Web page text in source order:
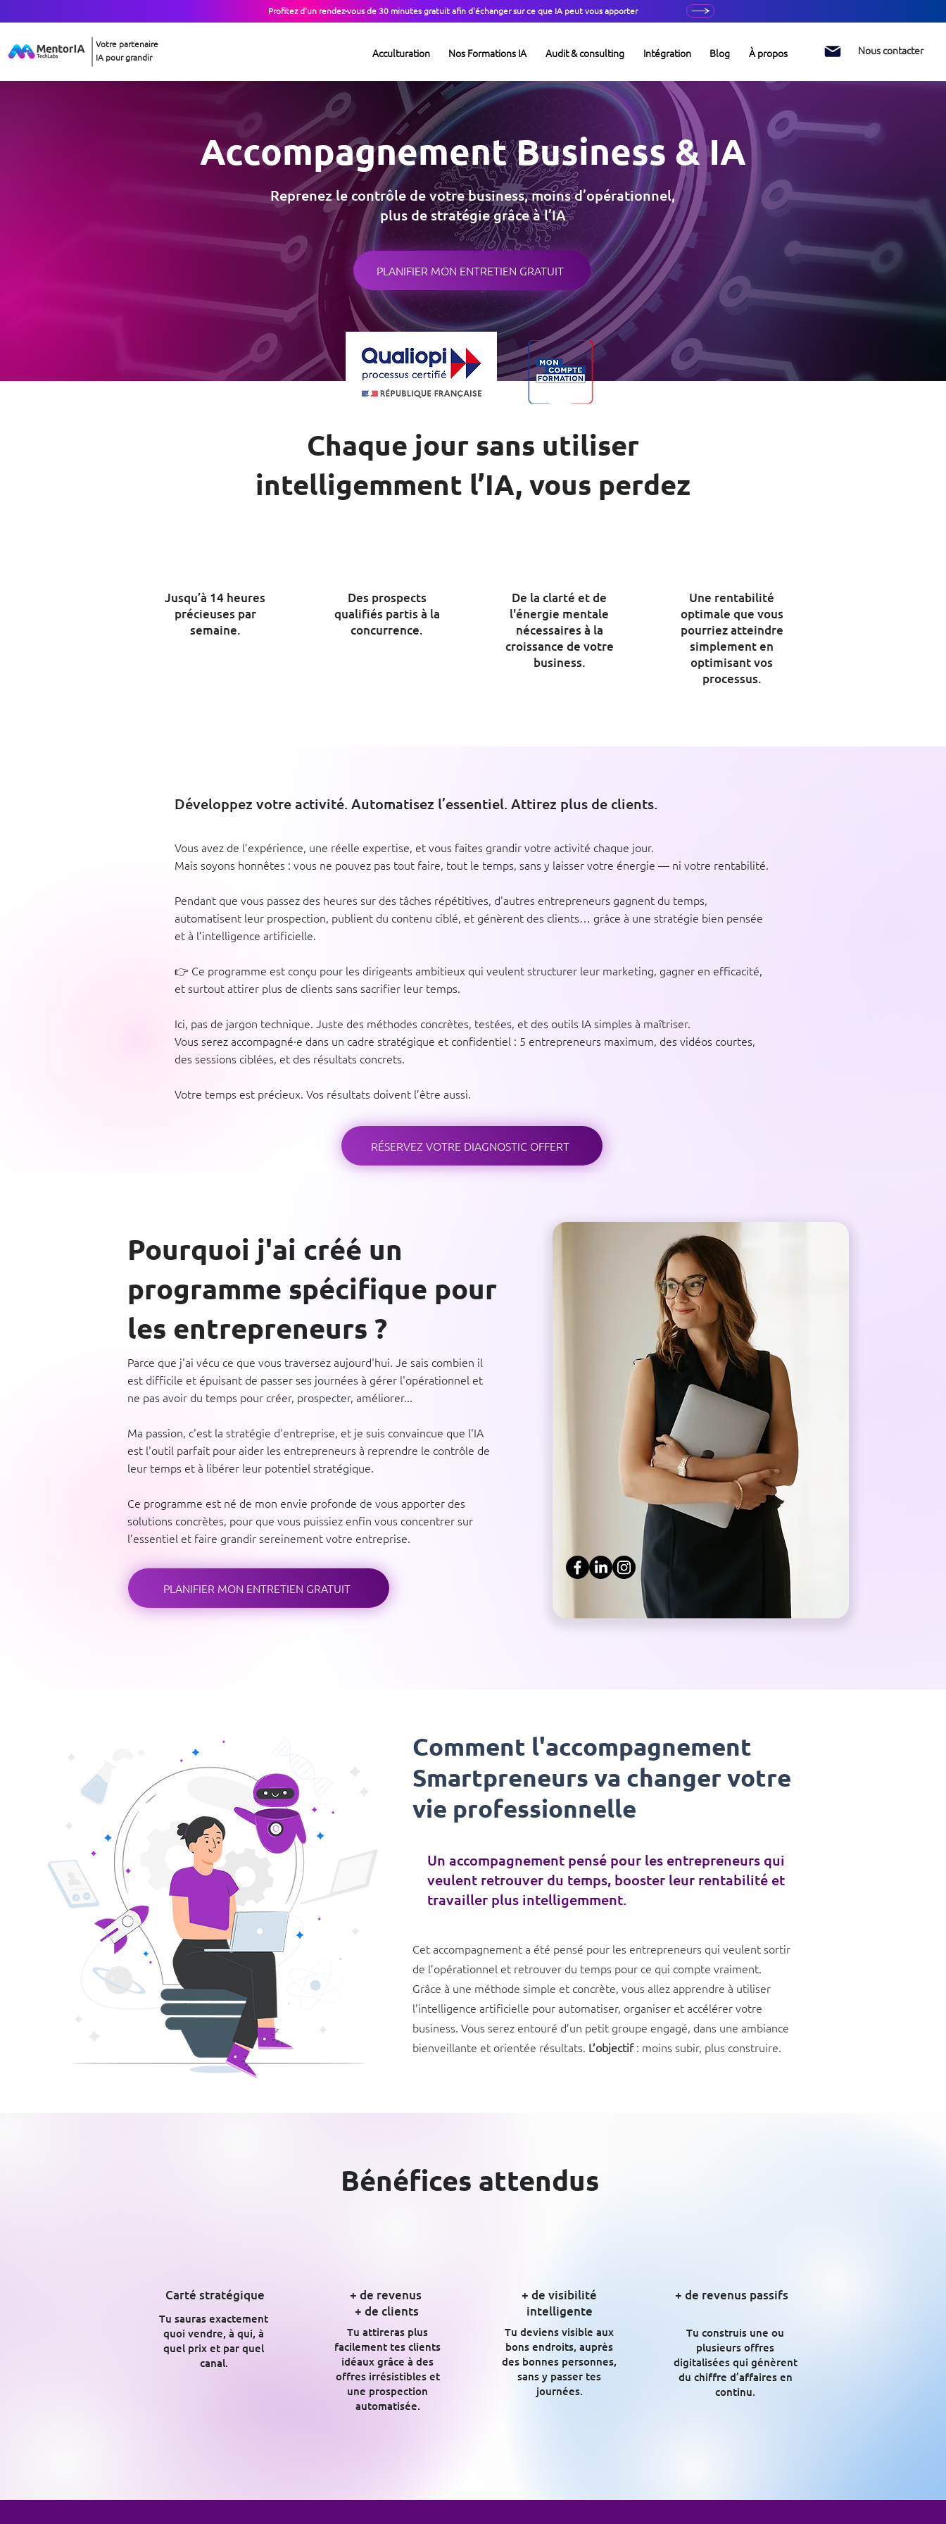
Profitez d'un rendez-vous de 30 minutes gratuit afin d'échanger sur ce que IA peut vous apporter
Votre partenaire
IA pour grandir
Acculturation Nos Formations IA Audit & consulting Intégration Blog À propos Nous contacter
Accompagnement Business & IA
Reprenez le contrôle de votre business, moins d’opérationnel,
plus de stratégie grâce à l’IA
PLANIFIER MON ENTRETIEN GRATUIT
Chaque jour sans utiliser
intelligemment l’IA, vous perdez
Jusqu’à 14 heures
précieuses par
semaine.
Des prospects
qualifiés partis à la
concurrence.
De la clarté et de
l'énergie mentale
nécessaires à la
croissance de votre
business.
Une rentabilité
optimale que vous
pourriez atteindre
simplement en
optimisant vos
processus.
Développez votre activité. Automatisez l’essentiel. Attirez plus de clients.
Vous avez de l’expérience, une réelle expertise, et vous faites grandir votre activité chaque jour.
Mais soyons honnêtes : vous ne pouvez pas tout faire, tout le temps, sans y laisser votre énergie — ni votre rentabilité.
Pendant que vous passez des heures sur des tâches répétitives, d'autres entrepreneurs gagnent du temps,
automatisent leur prospection, publient du contenu ciblé, et génèrent des clients… grâce à une stratégie bien pensée
et à l’intelligence artificielle.
👉 Ce programme est conçu pour les dirigeants ambitieux qui veulent structurer leur marketing, gagner en efficacité,
et surtout attirer plus de clients sans sacrifier leur temps.
Ici, pas de jargon technique. Juste des méthodes concrètes, testées, et des outils IA simples à maîtriser.
Vous serez accompagné·e dans un cadre stratégique et confidentiel : 5 entrepreneurs maximum, des vidéos courtes,
des sessions ciblées, et des résultats concrets.
Votre temps est précieux. Vos résultats doivent l’être aussi.
RÉSERVEZ VOTRE DIAGNOSTIC OFFERT
Pourquoi j'ai créé un
programme spécifique pour
les entrepreneurs ?
Parce que j'ai vécu ce que vous traversez aujourd'hui. Je sais combien il
est difficile et épuisant de passer ses journées à gérer l'opérationnel et
ne pas avoir du temps pour créer, prospecter, améliorer...
Ma passion, c'est la stratégie d'entreprise, et je suis convaincue que l'IA
est l'outil parfait pour aider les entrepreneurs à reprendre le contrôle de
leur temps et à libérer leur potentiel stratégique.
Ce programme est né de mon envie profonde de vous apporter des
solutions concrètes, pour que vous puissiez enfin vous concentrer sur
l’essentiel et faire grandir sereinement votre entreprise.
PLANIFIER MON ENTRETIEN GRATUIT
Comment l'accompagnement
Smartpreneurs va changer votre
vie professionnelle
Un accompagnement pensé pour les entrepreneurs qui
veulent retrouver du temps, booster leur rentabilité et
travailler plus intelligemment.
Cet accompagnement a été pensé pour les entrepreneurs qui veulent sortir
de l’opérationnel et retrouver du temps pour ce qui compte vraiment.
Grâce à une méthode simple et concrète, vous allez apprendre à utiliser
l’intelligence artificielle pour automatiser, organiser et accélérer votre
business. Vous serez entouré d’un petit groupe engagé, dans une ambiance
bienveillante et orientée résultats. L’objectif: moins subir, plus construire.
Bénéfices attendus
Carté stratégique
Tu sauras exactement
quoi vendre, à qui, à
quel prix et par quel
canal.
+ de revenus
+ de clients
Tu attireras plus
facilement tes clients
idéaux grâce à des
offres irrésistibles et
une prospection
automatisée.
+ de visibilité
intelligente
Tu deviens visible aux
bons endroits, auprès
des bonnes personnes,
sans y passer tes
journées.
+ de revenus passifs
Tu construis une ou
plusieurs offres
digitalisées qui génèrent
du chiffre d’affaires en
continu.